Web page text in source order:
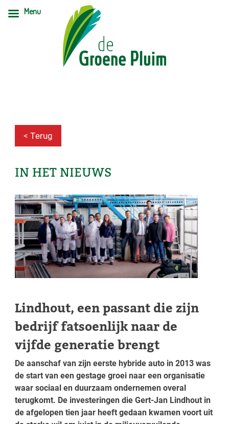
< Terug
IN HET NIEUWS
Lindhout, een passant die zijn
bedrijf fatsoenlijk naar de
vijfde generatie brengt
De aanschaf van zijn eerste hybride auto in 2013 was
de start van een gestage groei naar een organisatie
waar sociaal en duurzaam ondernemen overal
terugkomt. De investeringen die Gert-Jan Lindhout in
de afgelopen tien jaar heeft gedaan kwamen voort uit
Menu